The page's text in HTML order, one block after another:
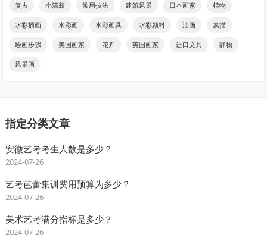
复古 小清新 常用技法 建筑风景 日本画家 植物
水彩插画 水彩画 水彩画具 水彩颜料 油画 素描
绘画步骤 美国画家 花卉 英国画家 进口文具 静物
风景画
指定分类文章
安徽艺考考生人数是多少？
2024-07-26
艺考芭蕾集训费用预算为多少？
2024-07-26
美术艺考满分指标是多少？
2024-07-26